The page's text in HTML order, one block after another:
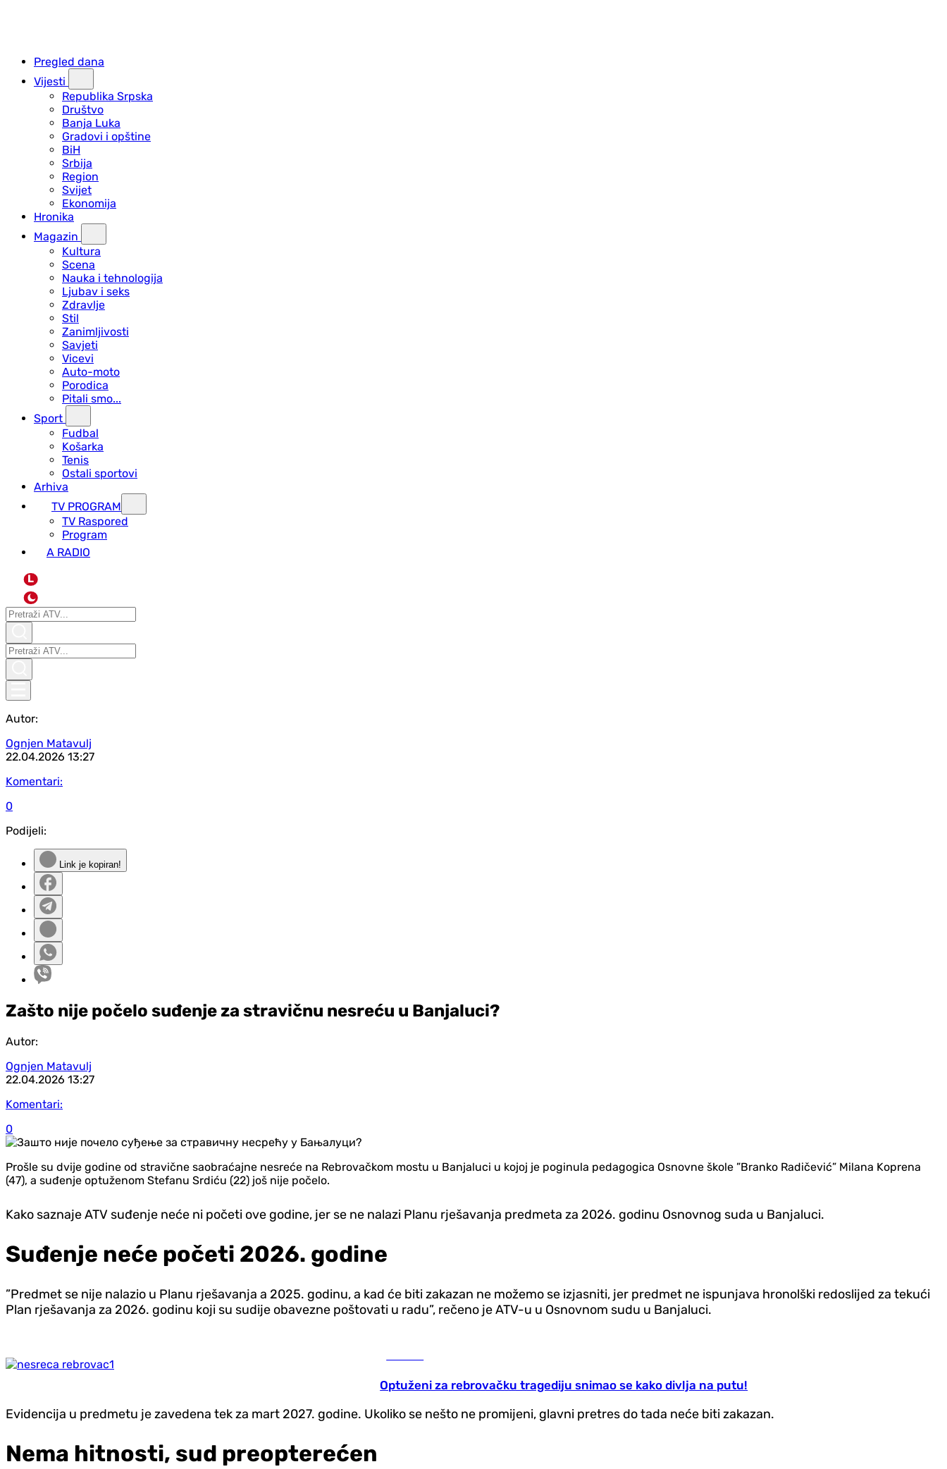
Pregled dana
Vijesti
Republika Srpska
Društvo
Banja Luka
Gradovi i opštine
BiH
Srbija
Region
Svijet
Ekonomija
Hronika
Magazin
Kultura
Scena
Nauka i tehnologija
Ljubav i seks
Zdravlje
Stil
Zanimljivosti
Savjeti
Vicevi
Auto-moto
Porodica
Pitali smo...
Sport
Fudbal
Košarka
Tenis
Ostali sportovi
Arhiva
TV PROGRAM
ТV Raspored
Program
A RADIO
L
Autor:
Ognjen Matavulj
22.04.2026 13:27
Komentari:
0
Podijeli:
Link je kopiran!
Zašto nije počelo suđenje za stravičnu nesreću u Banjaluci?
Autor:
Ognjen Matavulj
22.04.2026 13:27
Komentari:
0
Prošle su dvije godine od stravične saobraćajne nesreće na Rebrovačkom mostu u Banjaluci u kojoj je poginula pedagogica Osnovne škole ”Branko Radičević” Milana Koprena
(47), a suđenje optuženom Stefanu Srdiću (22) još nije počelo.
Kako saznaje ATV suđenje neće ni početi ove godine, jer se ne nalazi Planu rješavanja predmeta za 2026. godinu Osnovnog suda u Banjaluci.
Suđenje neće početi 2026. godine
”Predmet se nije nalazio u Planu rješavanja a 2025. godinu, a kad će biti zakazan ne možemo se izjasniti, jer predmet ne ispunjava hronolški redoslijed za tekući
Plan rješavanja za 2026. godinu koji su sudije obavezne poštovati u radu”, rečeno je ATV-u u Osnovnom sudu u Banjaluci.
Optuženi za rebrovačku tragediju snimao se kako divlja na putu!
Evidencija u predmetu je zavedena tek za mart 2027. godine. Ukoliko se nešto ne promijeni, glavni pretres do tada neće biti zakazan.
Nema hitnosti, sud preopterećen